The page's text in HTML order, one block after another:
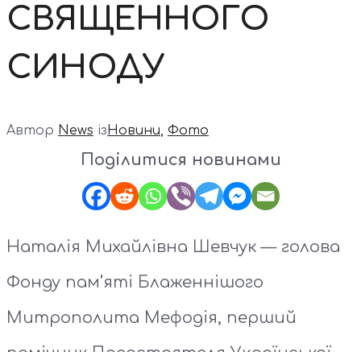
СВЯЩЕННОГО
СИНОДУ
Автор News ізНовини, Фото
Поділитися новинами
Наталія Михайлівна Шевчук — голова
Фонду пам’яті Блаженнішого
Митрополита Мефодія, перший